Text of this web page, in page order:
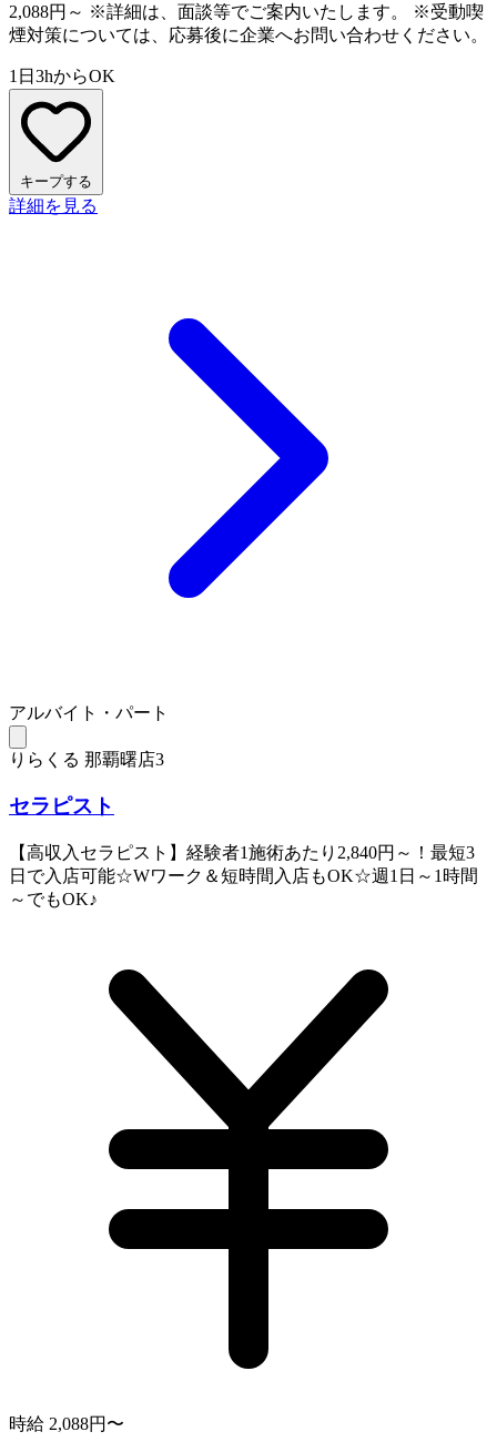
2,088円～ ※詳細は、面談等でご案内いたします。 ※受動喫
煙対策については、応募後に企業へお問い合わせください。
1日3hからOK
キープする
詳細を見る
アルバイト・パート
りらくる 那覇曙店3
セラピスト
【高収入セラピスト】経験者1施術あたり2,840円～！最短3
日で入店可能☆Wワーク＆短時間入店もOK☆週1日～1時間
～でもOK♪
時給 2,088円〜